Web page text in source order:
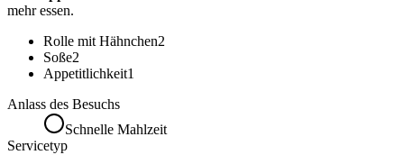
mehr essen.
Rolle mit Hähnchen2
Soße2
Appetitlichkeit1
Anlass des Besuchs
Schnelle Mahlzeit
Servicetyp